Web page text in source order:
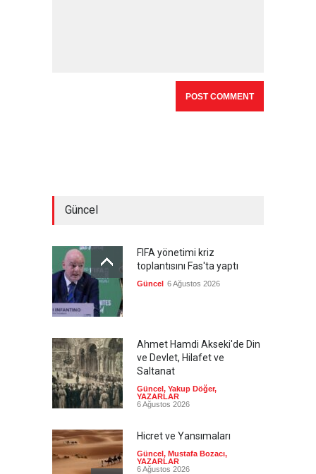
Güncel
FIFA yönetimi kriz
toplantısını Fas'ta yaptı
Güncel 6 Ağustos 2026
Ahmet Hamdi Akseki'de Din
ve Devlet, Hilafet ve
Saltanat
Güncel , Yakup Döğer,
YAZARLAR
6 Ağustos 2026
Hicret ve Yansımaları
Güncel , Mustafa Bozacı,
YAZARLAR
6 Ağustos 2026